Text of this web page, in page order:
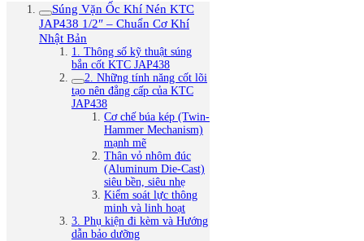
Súng Vặn Ốc Khí Nén KTC
JAP438 1/2″ – Chuẩn Cơ Khí
Nhật Bản
1. Thông số kỹ thuật súng
bắn cốt KTC JAP438
2. Những tính năng cốt lõi
tạo nên đẳng cấp của KTC
JAP438
Cơ chế búa kép (Twin-
Hammer Mechanism)
mạnh mẽ
Thân vỏ nhôm đúc
(Aluminum Die-Cast)
siêu bền, siêu nhẹ
Kiểm soát lực thông
minh và linh hoạt
3. Phụ kiện đi kèm và Hướng
dẫn bảo dưỡng